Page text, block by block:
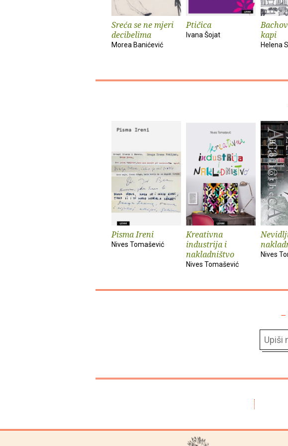
Sreća se ne mjeri
decibelima
Morea Banićević
Ptičica
Ivana Šojat
kapi
Helena
Pisma Ireni
Nives Tomašević
Kreativna
industrija i
nakladništvo
Nives Tomašević
Nives
–